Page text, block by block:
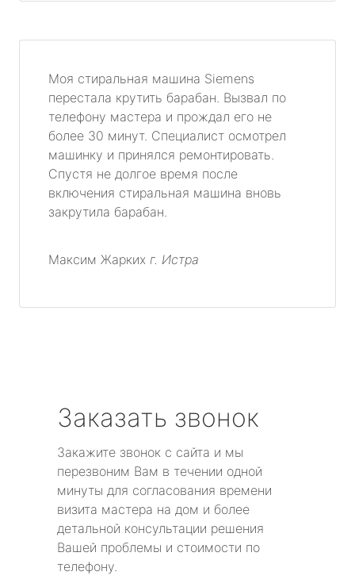
Моя стиральная машина Siemens
перестала крутить барабан. Вызвал по
телефону мастера и прождал его не
более 30 минут. Специалист осмотрел
машинку и принялся ремонтировать.
Спустя не долгое время после
включения стиральная машина вновь
закрутила барабан.
Максим Жарких г. Истра
Заказать звонок
Закажите звонок с сайта и мы
перезвоним Вам в течении одной
минуты для согласования времени
визита мастера на дом и более
детальной консультации решения
Вашей проблемы и стоимости по
телефону.